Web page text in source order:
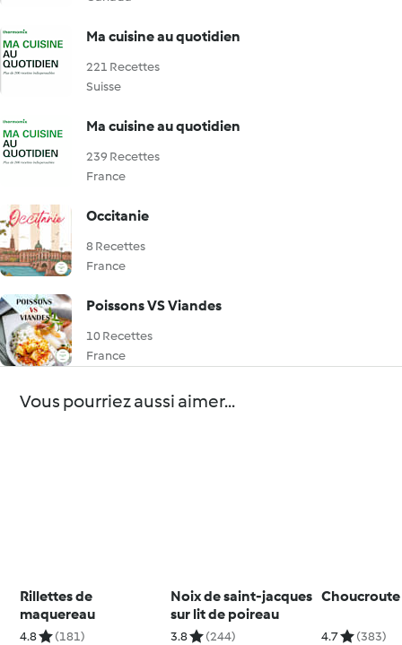
Ma cuisine au quotidien
221 Recettes
Suisse
Ma cuisine au quotidien
239 Recettes
France
Occitanie
8 Recettes
France
Poissons VS Viandes
10 Recettes
France
Vous pourriez aussi aimer...
Rillettes de
maquereau
4.8 (181)
Noix de saint-jacques
sur lit de poireau
3.8 (244)
Choucroute
4.7 (383)